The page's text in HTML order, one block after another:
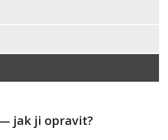
jak ji opravit?